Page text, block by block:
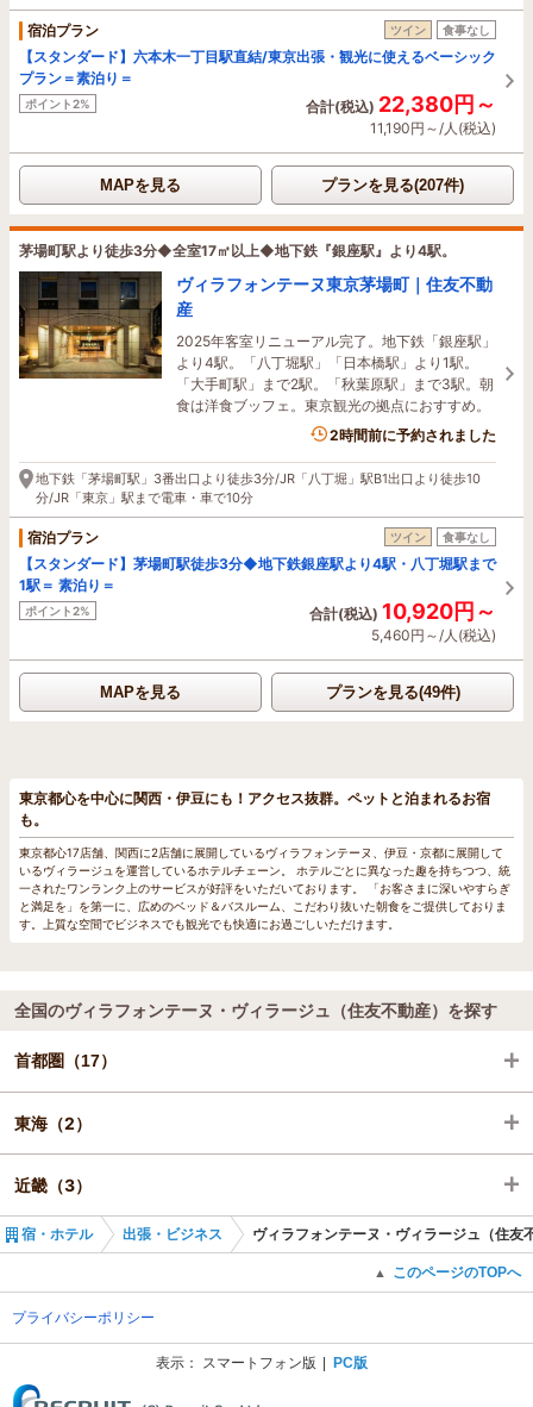
宿泊プラン ツイン 食事なし
【スタンダード】六本木一丁目駅直結/東京出張・観光に使えるベーシック
プラン＝素泊り＝
ポイント2% 合計(税込) 22,380円～
11,190円～/人(税込)
MAPを見る プランを見る(207件)
茅場町駅より徒歩3分◆全室17㎡以上◆地下鉄『銀座駅』より4駅。
ヴィラフォンテーヌ東京茅場町｜住友不動
産
2025年客室リニューアル完了。地下鉄「銀座駅」
より4駅。「八丁堀駅」「日本橋駅」より1駅。
「大手町駅」まで2駅。「秋葉原駅」まで3駅。朝
食は洋食ブッフェ。東京観光の拠点におすすめ。
2時間前に予約されました
地下鉄「茅場町駅」3番出口より徒歩3分/JR「八丁堀」駅B1出口より徒歩10
分/JR「東京」駅まで電車・車で10分
宿泊プラン ツイン 食事なし
【スタンダード】茅場町駅徒歩3分◆地下鉄銀座駅より4駅・八丁堀駅まで
1駅＝ 素泊り＝
ポイント2% 合計(税込) 10,920円～
5,460円～/人(税込)
MAPを見る プランを見る(49件)
東京都心を中心に関西・伊豆にも！アクセス抜群。ペットと泊まれるお宿
も。
東京都心17店舗、関西に2店舗に展開しているヴィラフォンテーヌ、伊豆・京都に展開して
いるヴィラージュを運営しているホテルチェーン。 ホテルごとに異なった趣を持ちつつ、統
一されたワンランク上のサービスが好評をいただいております。 「お客さまに深いやすらぎ
と満足を」を第一に、広めのベッド＆バスルーム、こだわり抜いた朝食をご提供しておりま
す。上質な空間でビジネスでも観光でも快適にお過ごしいただけます。
全国のヴィラフォンテーヌ・ヴィラージュ（住友不動産）を探す
首都圏（17）
東京（17）
東海（2）
静岡（2）
近畿（3）
京都（1）
大阪（1）
宿・ホテル 出張・ビジネス ヴィラフォンテーヌ・ヴィラージュ（住友
▲ このページのTOPへ
プライバシーポリシー
表示： スマートフォン版 PC版